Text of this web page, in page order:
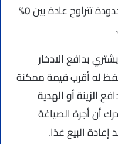
تتراوح عادة بين 0%
بدافعالادخار
له أقرب قيمة ممكنة
الزينة أو الهدية
أن أجرة الصياغة
البيع غدًا.